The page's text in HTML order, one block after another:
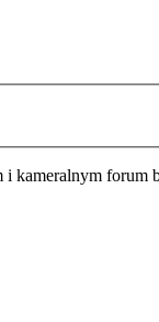
kameralnym forum